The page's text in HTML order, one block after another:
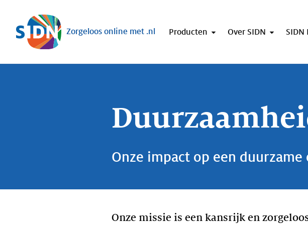
Sla navigatie over
Zorgeloos online met .nl Producten Over SIDN SIDN
Onze impact op een
Onze missie is een kansrijk en